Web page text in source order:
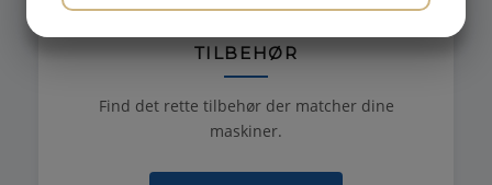
TILBEHØR
Find det rette tilbehør der matcher dine
maskiner.
MARKETING